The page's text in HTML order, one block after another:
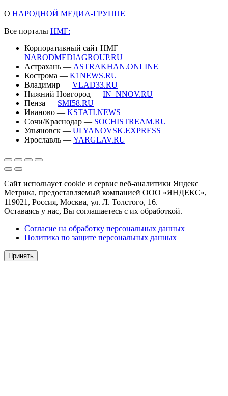
О НАРОДНОЙ МЕДИА-ГРУППЕ
Все порталы НМГ:
Корпоративный сайт НМГ —
NARODMEDIAGROUP.RU
Астрахань — ASTRAKHAN.ONLINE
Кострома — K1NEWS.RU
Владимир — VLAD33.RU
Нижний Новгород — IN_NNOV.RU
Пенза — SMI58.RU
Иваново — KSTATI.NEWS
Сочи/Краснодар — SOCHISTREAM.RU
Ульяновск — ULYANOVSK.EXPRESS
Ярославль — YARGLAV.RU
Сайт использует cookie и сервис веб-аналитики Яндекс
Метрика, предоставляемый компанией ООО «ЯНДЕКС»,
119021, Россия, Москва, ул. Л. Толстого, 16.
Оставаясь у нас, Вы соглашаетесь с их обработкой.
Согласие на обработку персональных данных
Политика по защите персональных данных
Принять